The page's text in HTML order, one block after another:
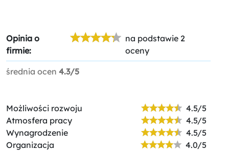
Opinia o
firmie:
na podstawie 2
oceny
średnia ocen 4.3/5
Możliwości rozwoju
4.5/5
Atmosfera pracy
4.5/5
Wynagrodzenie
4.5/5
Organizacja
4.0/5